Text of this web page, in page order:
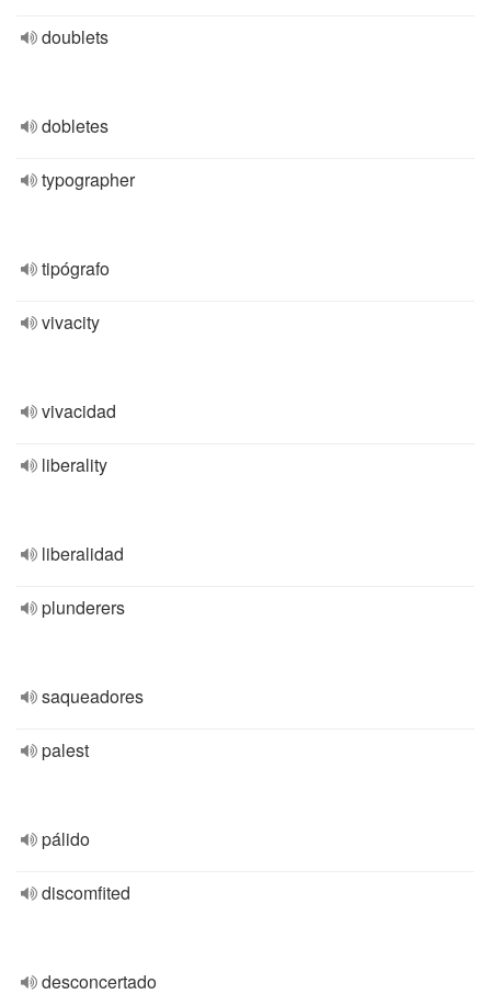
doublets
dobletes
typographer
tipógrafo
vivacity
vivacidad
liberality
liberalidad
plunderers
saqueadores
palest
pálido
discomfited
desconcertado